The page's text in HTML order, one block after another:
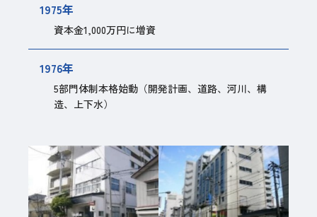
1975年
資本金1,000万円に増資
1976年
5部門体制本格始動（開発計画、道路、河川、構
造、上下水）